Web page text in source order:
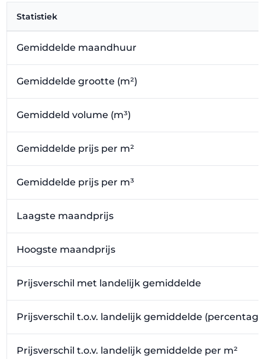
Statistiek
Gemiddelde maandhuur
Gemiddelde grootte (m²)
Gemiddeld volume (m³)
Gemiddelde prijs per m²
Gemiddelde prijs per m³
Laagste maandprijs
Hoogste maandprijs
Prijsverschil met landelijk gemiddelde
Prijsverschil t.o.v. landelijk gemiddelde
Prijsverschil t.o.v. landelijk gemiddelde per m²